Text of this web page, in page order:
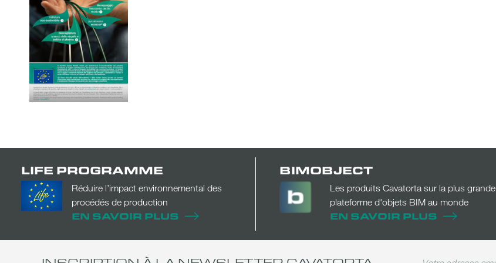
LIFE PROGRAMME
Réduire l’impact environnemental des
procédés de production
EN SAVOIR PLUS
BIMOBJECT
Les produits Cavatorta sur la plus grande
plateforme d'objets BIM au monde
EN SAVOIR PLUS